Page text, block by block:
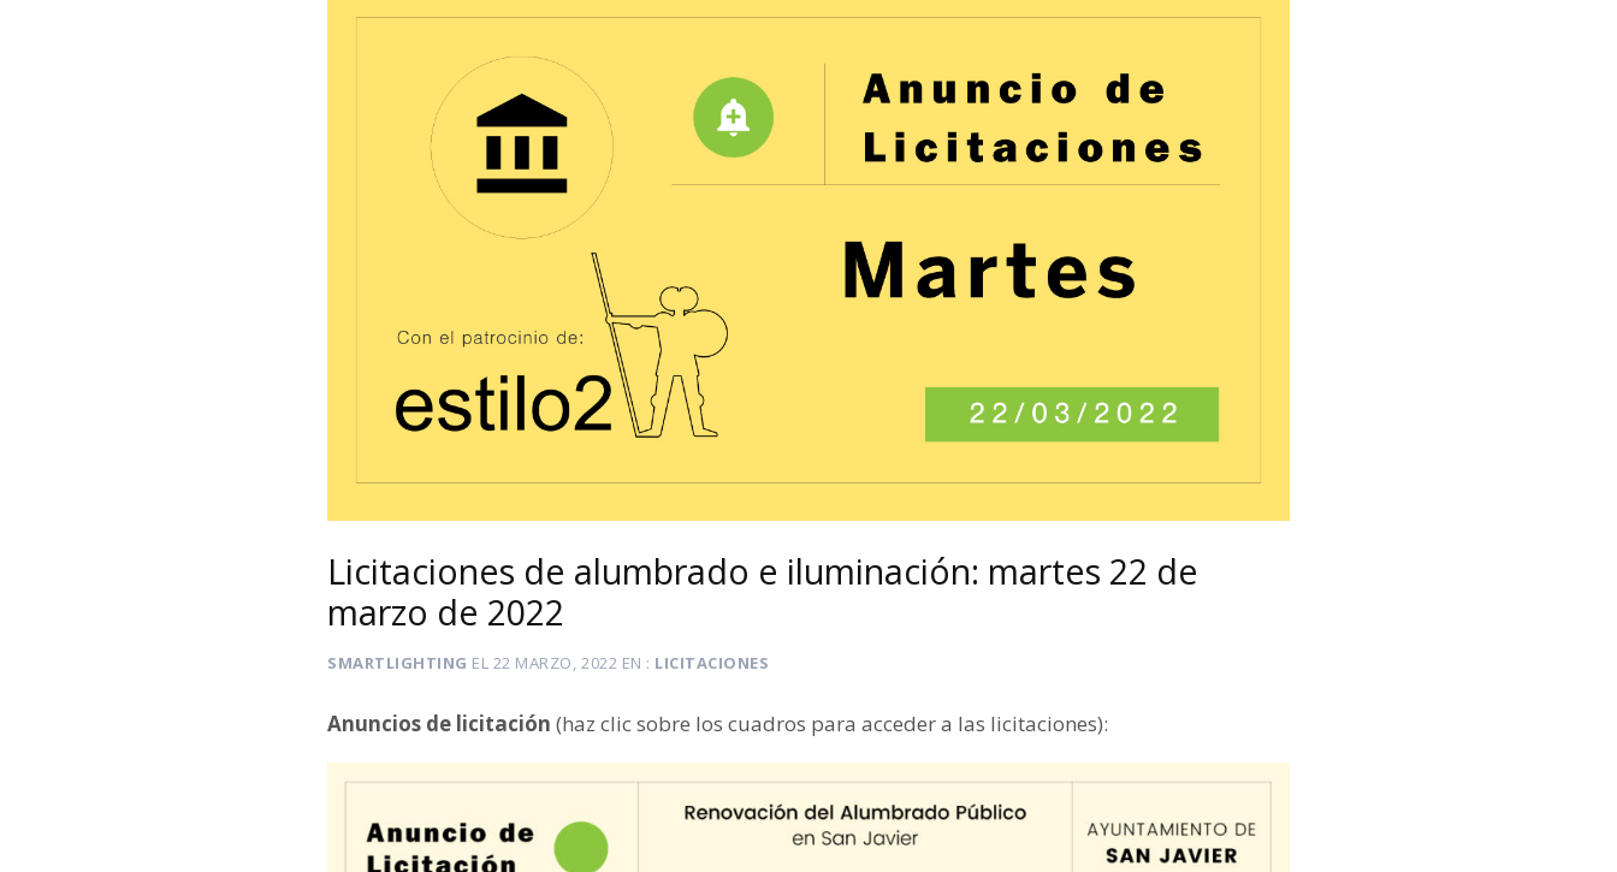
Licitaciones de alumbrado e iluminación: martes 22 de
marzo de 2022
SMARTLIGHTING EL 22 MARZO, 2022 EN LICITACIONES
Anuncios de licitación (haz clic sobre los cuadros para acceder a las licitaciones):